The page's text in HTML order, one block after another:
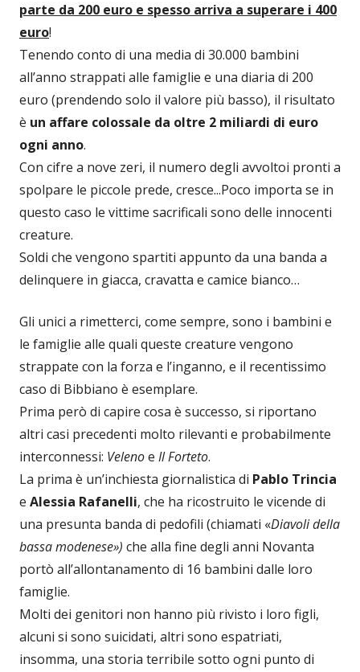
parte da 200 euro e spesso arriva a superare i 400
euro!
Tenendo conto di una media di 30.000 bambini
all’anno strappati alle famiglie e una diaria di 200
euro (prendendo solo il valore più basso), il risultato
è un affare colossale da oltre 2 miliardi di euro
ogni anno.
Con cifre a nove zeri, il numero degli avvoltoi pronti a
spolpare le piccole prede, cresce...Poco importa se in
questo caso le vittime sacrificali sono delle innocenti
creature.
Soldi che vengono spartiti appunto da una banda a
delinquere in giacca, cravatta e camice bianco…
Gli unici a rimetterci, come sempre, sono i bambini e
le famiglie alle quali queste creature vengono
strappate con la forza e l’inganno, e il recentissimo
caso di Bibbiano è esemplare.
Prima però di capire cosa è successo, si riportano
altri casi precedenti molto rilevanti e probabilmente
interconnessi: Velenoe Il Forteto.
La prima è un’inchiesta giornalistica di Pablo Trincia
e Alessia Rafanelli, che ha ricostruito le vicende di
una presunta banda di pedofili (chiamati «Diavoli della
bassa modenese») che alla fine degli anni Novanta
portò all’allontanamento di 16 bambini dalle loro
famiglie.
Molti dei genitori non hanno più rivisto i loro figli,
alcuni si sono suicidati, altri sono espatriati,
insomma, una storia terribile sotto ogni punto di